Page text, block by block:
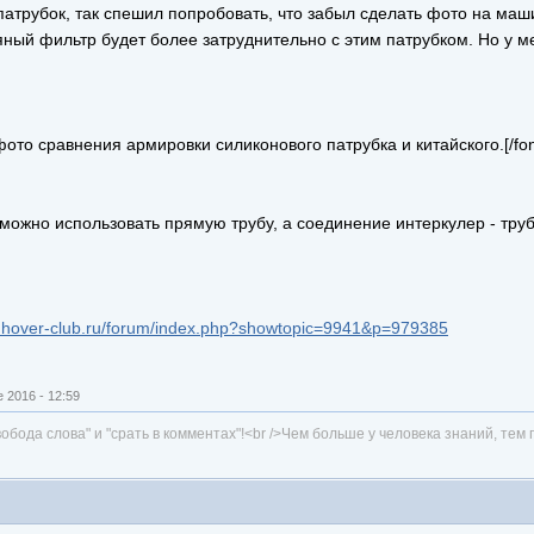
так спешил попробовать, что забыл сделать фото на
фильтр будет более затруднительно с этим патрубком. Но у
сравнения армировки силиконового патрубка и китайского.[/
использовать прямую трубу, а соединение интеркулер -
club.ru/forum/index.php?showtopic=9941&p=979385
2016 - 12:59
слова" и "срать в комментах"!<br />Чем больше у человека знаний,